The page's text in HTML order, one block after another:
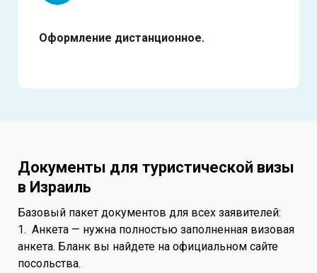
Оформление дистанционное.
Документы для туристической визы
в Израиль
Базовый пакет документов для всех заявителей:
1. Анкета — нужна полностью заполненная визовая
анкета. Бланк вы найдете на официальном сайте
посольства.